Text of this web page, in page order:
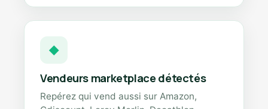
◆
Vendeurs marketplace détectés
Repérez qui vend aussi sur Amazon,